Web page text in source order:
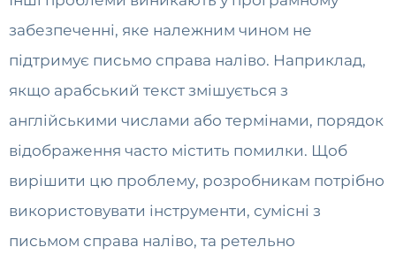
забезпеченні, яке належним чином не
підтримує письмо справа наліво. Наприклад,
якщо арабський текст змішується з
англійськими числами або термінами, порядок
відображення часто містить помилки. Щоб
вирішити цю проблему, розробникам потрібно
використовувати інструменти, сумісні з
письмом справа наліво, та ретельно